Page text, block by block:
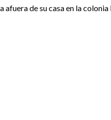
de su casa en la colonia